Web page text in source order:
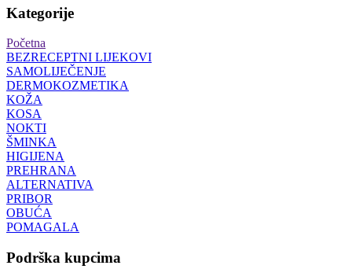
Kategorije
Početna
BEZRECEPTNI LIJEKOVI
SAMOLIJEČENJE
DERMOKOZMETIKA
KOŽA
KOSA
NOKTI
ŠMINKA
HIGIJENA
PREHRANA
ALTERNATIVA
PRIBOR
OBUĆA
POMAGALA
Podrška kupcima